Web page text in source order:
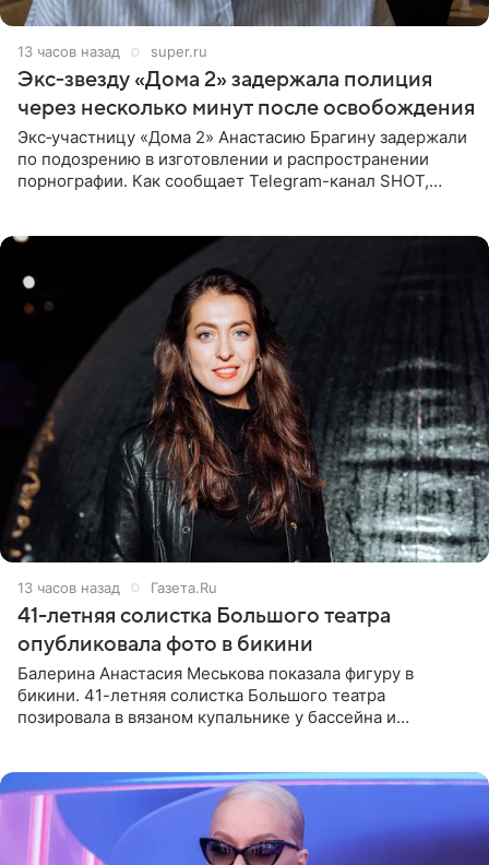
13 часов назад super.ru
Экс‑звезду «Дома 2» задержала полиция
через несколько минут после освобождения
Экс‑участницу «Дома 2» Анастасию Брагину задержали
по подозрению в изготовлении и распространении
порнографии. Как сообщает Telegram-канал SHOT,
13 часов назад Газета.Ru
41-летняя солистка Большого театра
опубликовала фото в бикини
Балерина Анастасия Меськова показала фигуру в
бикини. 41-летняя солистка Большого театра
позировала в вязаном купальнике у бассейна и